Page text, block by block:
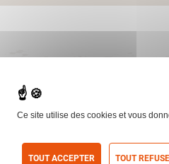
Ce site utilise des cookies et vous
TOUT ACCEPTER TOUT